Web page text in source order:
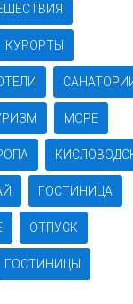
КУРОРТЫ
МОРЕ
ГОСТИНИЦА
ОТПУСК
ГОСТИНИЦЫ